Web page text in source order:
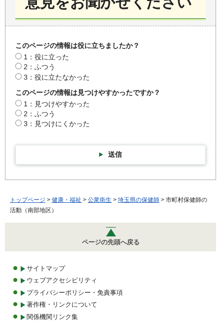
このページの情報は役に立ちましたか？
1：役に立った
2：ふつう
3：役に立たなかった
このページの情報は見つけやすかったですか？
1：見つけやすかった
2：ふつう
3：見つけにくかった
送信
トップページ > 健康・福祉 > 公衆衛生 > 埼玉県の保健師 > 市町村保健師の
活動（南部地区）
ページの先頭へ戻る
サイトマップ
ウェブアクセシビリティ
プライバシーポリシー・免責事項
著作権・リンクについて
関係機関リンク集